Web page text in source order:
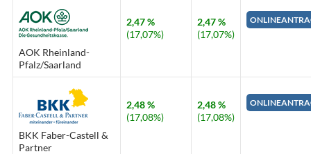
AOK Rheinland-
Pfalz/Saarland
2,47 %
(17,07%)
2,47 %
(17,07%)
BKK Faber-Castell &
Partner
2,48 %
(17,08%)
2,48 %
(17,08%)